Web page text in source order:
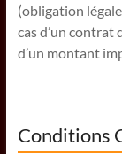
(obligation
cas d’un contrat
d’un montant
Conditions